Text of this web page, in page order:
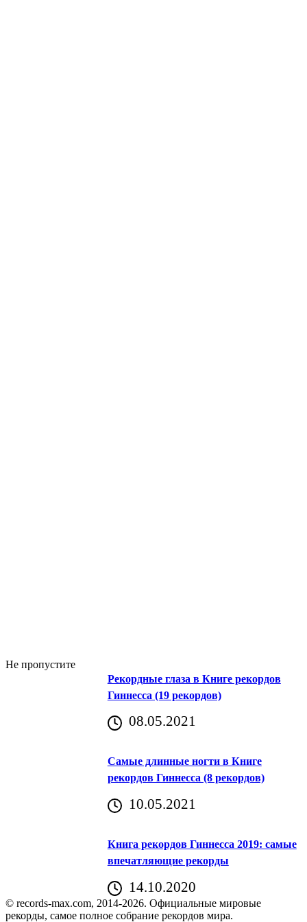
Не пропустите
Рекордные глаза в Книге рекордов
Гиннесса (19 рекордов)
08.05.2021
Самые длинные ногти в Книге
рекордов Гиннесса (8 рекордов)
10.05.2021
Книга рекордов Гиннесса 2019: самые
впечатляющие рекорды
14.10.2020
© records-max.com, 2014-2026. Официальные мировые
рекорды, самое полное собрание рекордов мира.